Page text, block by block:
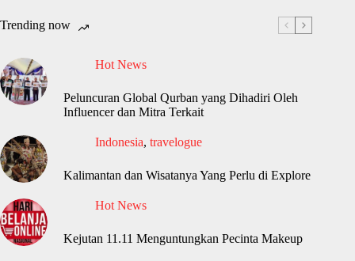
Trending now
Hot News
Peluncuran Global Qurban yang Dihadiri Oleh
Influencer dan Mitra Terkait
Indonesia, travelogue
Kalimantan dan Wisatanya Yang Perlu di Explore
Hot News
Kejutan 11.11 Menguntungkan Pecinta Makeup